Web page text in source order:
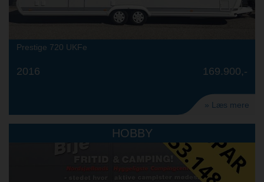
Prestige 720 UKFe
2016 169.900,-
» Læs mere
HOBBY